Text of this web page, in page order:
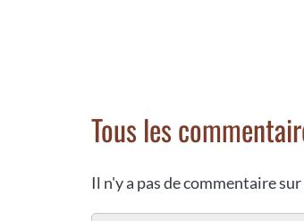
Tous les
Il n'y a pas de commentaire